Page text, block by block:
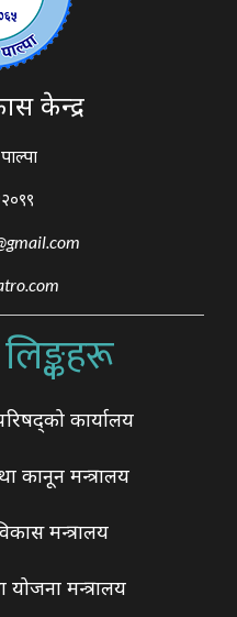
केन्द्र
कार्यालय
कानून मन्त्रालय
मन्त्रालय
मन्त्रालय